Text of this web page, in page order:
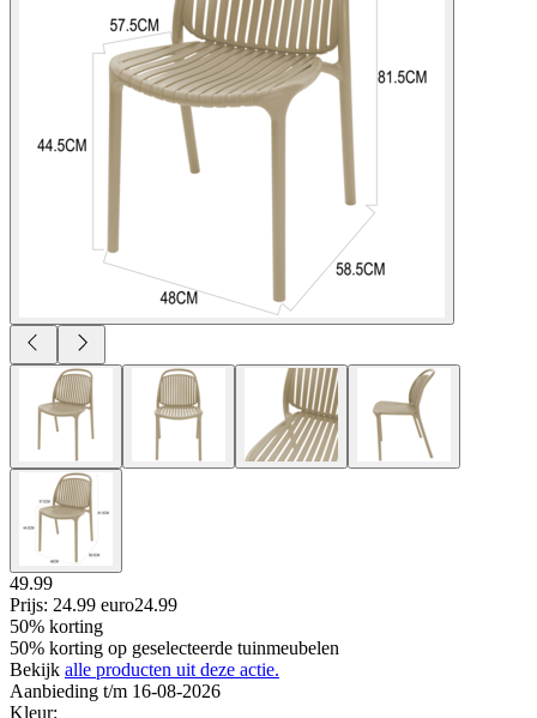
49.99
Prijs: 24.99 euro24.99
50% korting
50% korting op geselecteerde tuinmeubelen
Bekijk alle producten uit deze actie.
Aanbieding t/m 16-08-2026
Kleur: